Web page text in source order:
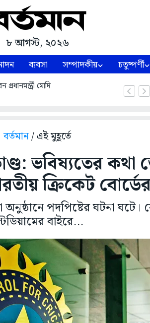
৮ আগস্ট, ২০২৬
ব্যবসা সম্পাদকীয় চতুষ্পর্ণী
মোদি
বর্তমান/ এই মুহূর্তে
ভবিষ্যতের কথা
ক্রিকেট
অনুষ্ঠানে পদপিষ্টের ঘটনা ঘটে।
বাইরে...